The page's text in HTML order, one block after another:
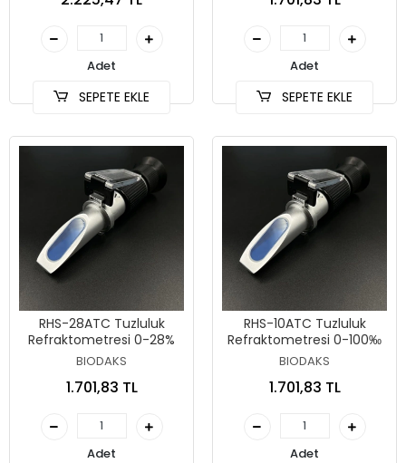
Adet
SEPETE EKLE
Adet
SEPETE EKLE
RHS-28ATC Tuzluluk
Refraktometresi 0-28%
BIODAKS
1.701,83 TL
Adet
RHS-10ATC Tuzluluk
Refraktometresi 0-100‰
BIODAKS
1.701,83 TL
Adet